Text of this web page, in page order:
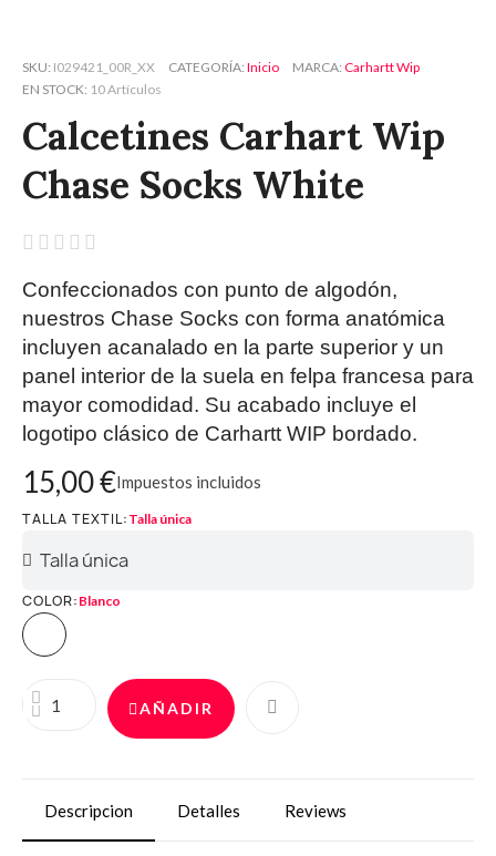
SKU I029421_00R_XX CATEGORÍA Inicio MARCA Carhartt Wip
EN STOCK 10 Artículos
Calcetines Carhart Wip
Chase Socks White
    
Confeccionados con punto de algodón,
nuestros Chase Socks con forma anatómica
incluyen acanalado en la parte superior y un
panel interior de la suela en felpa francesa para
mayor comodidad. Su acabado incluye el
logotipo clásico de Carhartt WIP bordado.
15,00 €Impuestos incluidos
TALLA TEXTIL Talla única
COLOR Blanco
AÑADIR
Descripcion Detalles Reviews